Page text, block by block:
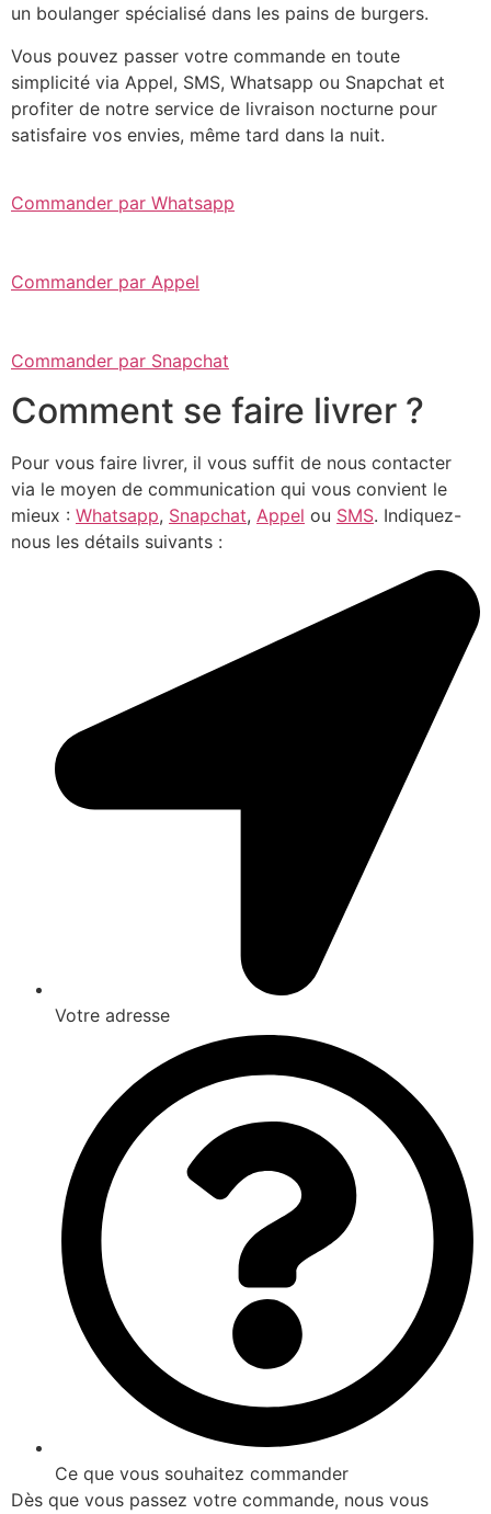
un boulanger spécialisé dans les pains de burgers.
Vous pouvez passer votre commande en toute
simplicité via Appel, SMS, Whatsapp ou Snapchat et
profiter de notre service de livraison nocturne pour
satisfaire vos envies, même tard dans la nuit.
Commander par Whatsapp
Commander par Appel
Commander par Snapchat
Comment se faire livrer ?
Pour vous faire livrer, il vous suffit de nous contacter
via le moyen de communication qui vous convient le
mieux : Whatsapp, Snapchat, Appel ou SMS. Indiquez-
nous les détails suivants :
Votre adresse
Ce que vous souhaitez commander
Dès que vous passez votre commande, nous vous